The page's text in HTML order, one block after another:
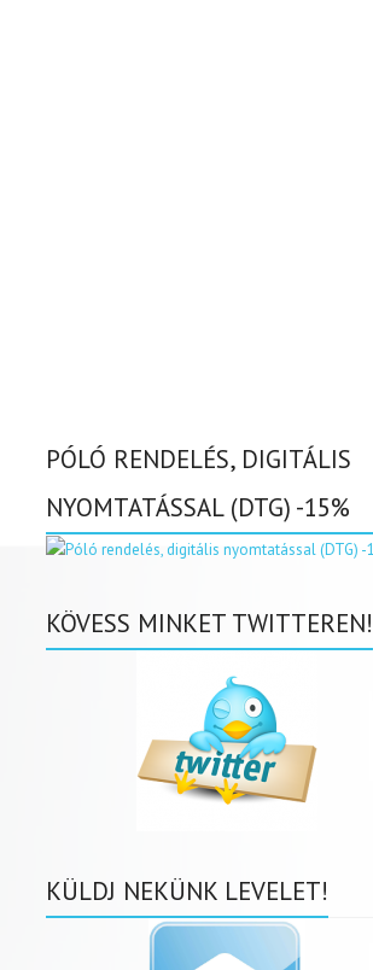
PÓLÓ RENDELÉS, DIGITÁLIS
NYOMTATÁSSAL (DTG) -15%
KÖVESS MINKET TWITTEREN!
KÜLDJ NEKÜNK LEVELET!